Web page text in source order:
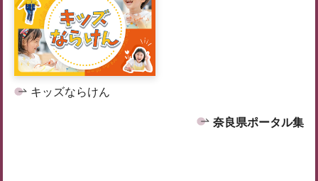
キッズならけん
奈良県ポータル集